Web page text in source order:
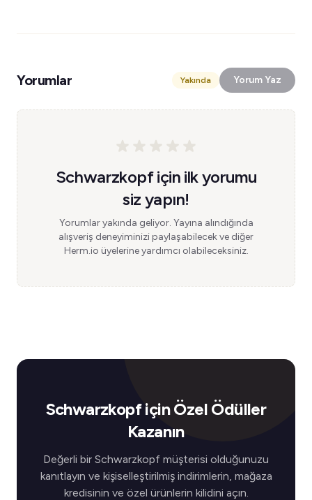
Yorumlar Yakında Yorum Yaz
Schwarzkopf için ilk yorumu
siz yapın!
Yorumlar yakında geliyor. Yayına alındığında
alışveriş deneyiminizi paylaşabilecek ve diğer
Herm.io üyelerine yardımcı olabileceksiniz.
Schwarzkopf için Özel Ödüller
Kazanın
Değerli bir Schwarzkopf müşterisi olduğunuzu
kanıtlayın ve kişiselleştirilmiş indirimlerin, mağaza
kredisinin ve özel ürünlerin kilidini açın.